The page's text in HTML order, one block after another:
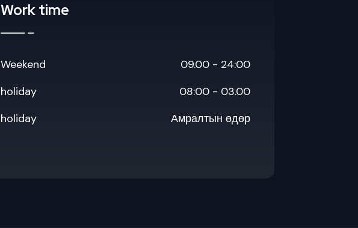
Work time
Weekend
09.00 - 24:00
holiday
08:00 - 03.00
holiday
Амралтын өдөр